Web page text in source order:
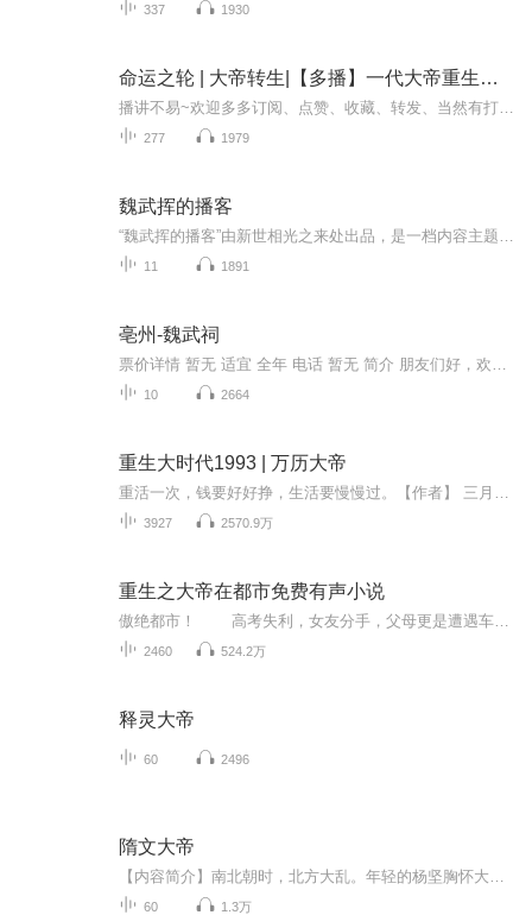
337 1930
命运之轮 | 大帝转生|【多播】一代大帝重生归来的故事
277 1979
魏武挥的播客
11 1891
亳州-魏武祠
10 2664
重生大时代1993 | 万历大帝
3927 2570.9万
重生之大帝在都市免费有声小说
2460 524.2万
释灵大帝
60 2496
隋文大帝
60 1.3万